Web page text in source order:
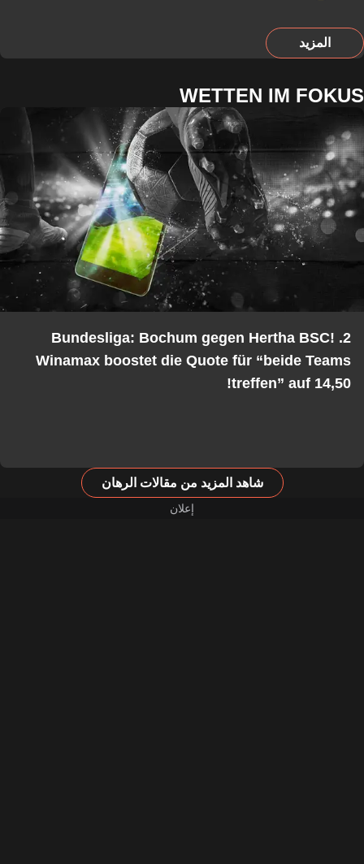
المزيد
WETTEN IM FOKUS
2. Bundesliga: Bochum gegen Hertha BSC!
Winamax boostet die Quote für “beide Teams
treffen” auf 14,50!
شاهد المزيد من مقالات الرهان